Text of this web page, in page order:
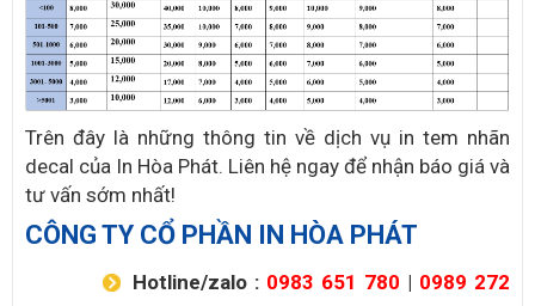
Trên đây là những thông tin về dịch vụ in tem nhãn
decal của In Hòa Phát. Liên hệ ngay để nhận báo giá và
tư vấn sớm nhất!
CÔNG TY CỔ PHẦN IN HÒA PHÁT
Hotline/zalo : 0983 651 780 | 0989 272